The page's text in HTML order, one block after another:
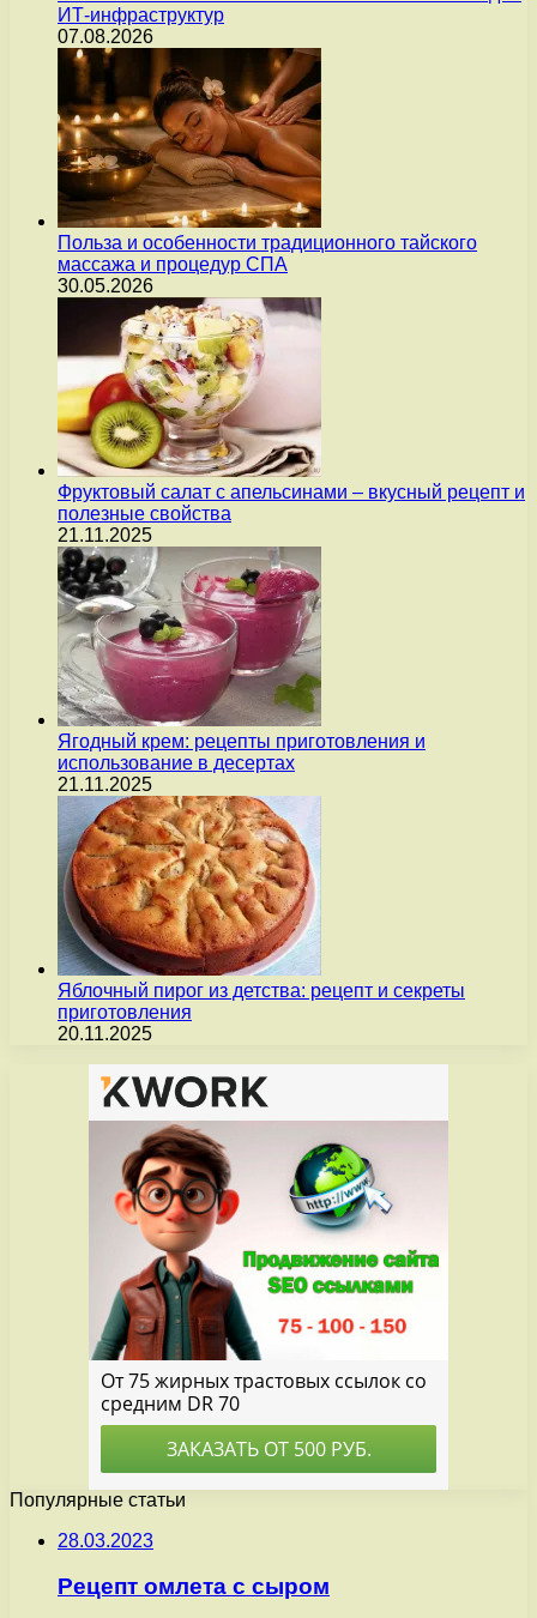
ИТ-инфраструктур
07.08.2026
Польза и особенности традиционного тайского
массажа и процедур СПА
30.05.2026
Фруктовый салат с апельсинами – вкусный рецепт и
полезные свойства
21.11.2025
Ягодный крем: рецепты приготовления и
использование в десертах
21.11.2025
Яблочный пирог из детства: рецепт и секреты
приготовления
20.11.2025
Популярные статьи
28.03.2023
Рецепт омлета с сыром